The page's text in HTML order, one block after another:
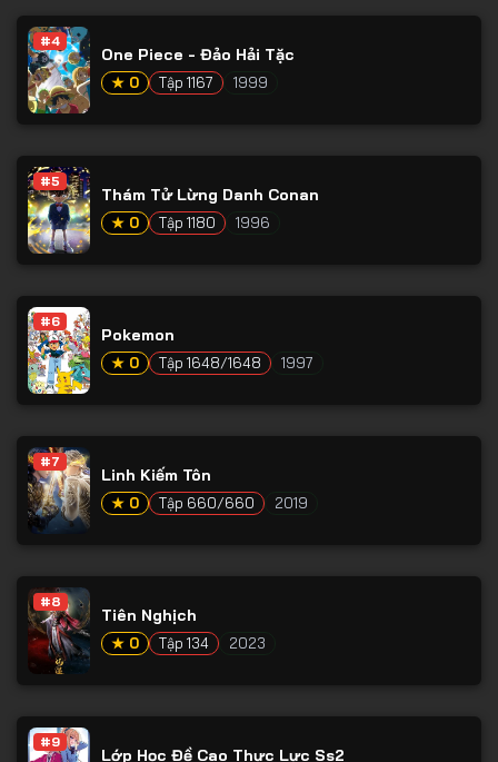
#4
One Piece - Đảo Hải Tặc
★ 0 Tập 1167 1999
#5
Thám Tử Lừng Danh Conan
★ 0 Tập 1180 1996
#6
Pokemon
★ 0 Tập 1648/1648 1997
#7
Linh Kiếm Tôn
★ 0 Tập 660/660 2019
#8
Tiên Nghịch
★ 0 Tập 134 2023
#9
Lớp Học Đề Cao Thực Lực Ss2